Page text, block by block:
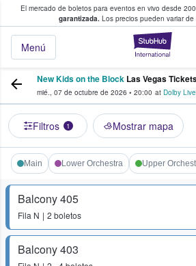
El mercado de boletos para eventos en vivo desde
garantizada. Los precios pueden variar de
Menú
fans compran y
New Kids on the Block Las Vegas
mié., 07 de octubre de 2026 • 20:00 at Dolby
Filtros 1 Mostrar mapa
Main Lower Orchestra Upper
Balcony 405
Fila N 2 boletos
Balcony 403